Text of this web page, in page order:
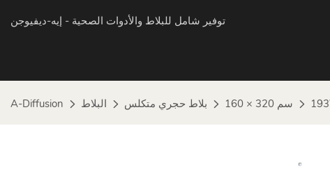
توفير شامل للبلاط والأدوات الصحية - إيه-ديفيوجن
A-Diffusion البلاط بلاط حجري متكلس 160 × 320 سم